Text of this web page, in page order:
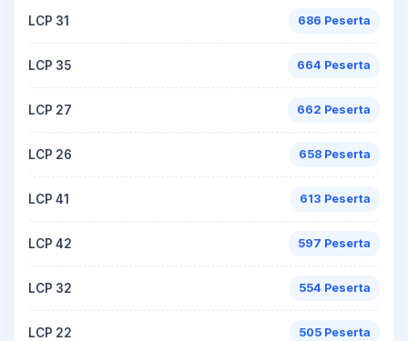
LCP 31 686 Peserta
LCP 35 664 Peserta
LCP 27 662 Peserta
LCP 26 658 Peserta
LCP 41 613 Peserta
LCP 42 597 Peserta
LCP 32 554 Peserta
LCP 22 505 Peserta